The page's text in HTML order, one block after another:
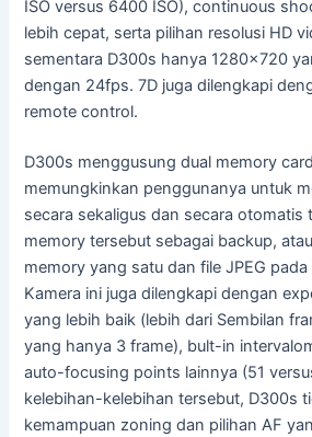
ISO versus 6400 ISO), continuous
lebih cepat, serta pilihan resolusi HD
sementara D300s hanya 1280×720
dengan 24fps. 7D juga dilengkapi
remote control.
D300s menggusung dual memory
memungkinkan penggunanya untuk
secara sekaligus dan secara otomatis
memory tersebut sebagai backup,
memory yang satu dan file JPEG
Kamera ini juga dilengkapi dengan
yang lebih baik (lebih dari Sembilan
yang hanya 3 frame), bult-in
auto-focusing points lainnya (51
kelebihan-kelebihan tersebut, D300s
kemampuan zoning dan pilihan AF